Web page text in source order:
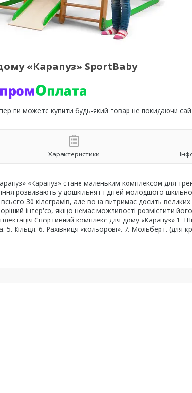
«Карапуз» SportBaby
ви можете купити будь-який товар не покидаючи
Характеристики
«Карапуз» стане маленьким комплексом для
розвивають у дошкільнят і дітей молодшого
30 кілограмів, але вона витримає досить
інтер'єр, якщо немає можливості розмістити його
Спортивний комплекс для дому «Карапуз» 1.
5. Кільця. 6. Рахівниця «кольорові». 7. Мольберт. (для